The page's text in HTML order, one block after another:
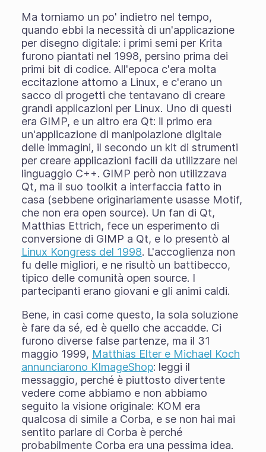
Ma torniamo un po' indietro nel tempo,
quando ebbi la necessità di un'applicazione
per disegno digitale: i primi semi per Krita
furono piantati nel 1998, persino prima dei
primi bit di codice. All'epoca c'era molta
eccitazione attorno a Linux, e c'erano un
sacco di progetti che tentavano di creare
grandi applicazioni per Linux. Uno di questi
era GIMP, e un altro era Qt: il primo era
un'applicazione di manipolazione digitale
delle immagini, il secondo un kit di strumenti
per creare applicazioni facili da utilizzare nel
linguaggio C++. GIMP però non utilizzava
Qt, ma il suo toolkit a interfaccia fatto in
casa (sebbene originariamente usasse Motif,
che non era open source). Un fan di Qt,
Matthias Ettrich, fece un esperimento di
conversione di GIMP a Qt, e lo presentò al
Linux Kongress del 1998. L'accoglienza non
fu delle migliori, e ne risultò un battibecco,
tipico delle comunità open source. I
partecipanti erano giovani e gli animi caldi.
Bene, in casi come questo, la sola soluzione
è fare da sé, ed è quello che accadde. Ci
furono diverse false partenze, ma il 31
maggio 1999, Matthias Elter e Michael Koch
annunciarono KImageShop: leggi il
messaggio, perché è piuttosto divertente
vedere come abbiamo e non abbiamo
seguito la visione originale: KOM era
qualcosa di simile a Corba, e se non hai mai
sentito parlare di Corba è perché
probabilmente Corba era una pessima idea.